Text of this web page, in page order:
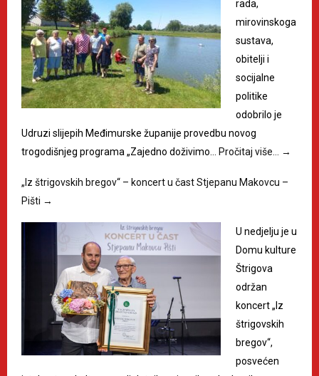
rada,
mirovinskoga
sustava,
obitelji i
socijalne
politike
odobrilo je
Udruzi slijepih Međimurske županije provedbu novog
trogodišnjeg programa „Zajedno doživimo…
Pročitaj više… →
„Iz štrigovskih bregov“ – koncert u čast Stjepanu Makovcu –
Pišti →
U nedjelju je u
Domu kulture
Štrigova
održan
koncert „Iz
štrigovskih
bregov“,
posvećen